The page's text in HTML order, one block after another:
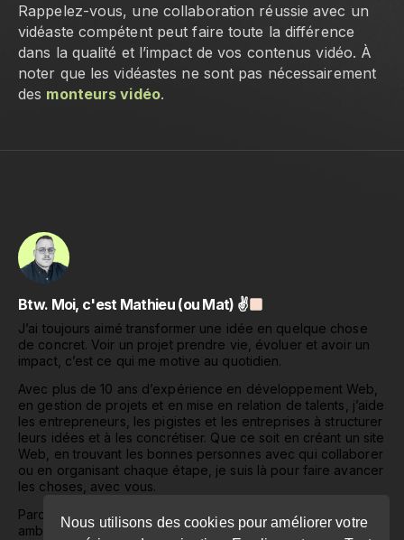
Rappelez-vous, une collaboration réussie avec un
vidéaste compétent peut faire toute la différence
dans la qualité et l’impact de vos contenus vidéo. À
noter que les vidéastes ne sont pas nécessairement
des monteurs vidéo.
Btw. Moi, c'est Mathieu (ou Mat) ✌
J’ai toujours aimé transformer une idée en quelque chose
de concret. Voir un projet prendre vie, évoluer et avoir un
impact, c’est ce qui me motive au quotidien.
Avec plus de 10 ans d’expérience en développement Web,
en gestion de projets et en mise en relation de talents, j’aide
les entrepreneurs, les pigistes et les entreprises à structurer
leurs idées et à les concrétiser. Que ce soit en créant un site
Web, en trouvant les bonnes personnes avec qui collaborer
ou en organisant chaque étape, je suis là pour faire avancer
les choses, avec vous.
Parce que derrière chaque projet, il y a une vision, une
ambition… et surtout, des humains.
Nous utilisons des cookies pour améliorer votre